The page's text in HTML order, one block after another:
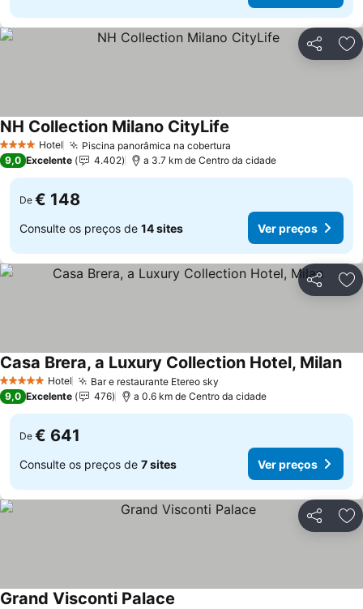
Partilhar
4 EstrelasHotel Piscina panorâmica na cobertura
NH Collection Milano CityLife
9,0 Excelente 4.402 a 3.7 km de Centro da cidade
De € 148
Consulte os preços de 14 sites Ver preços
Partilhar
5 Estrelas Hotel Bar e restaurante Etereo sky
Casa Brera, a Luxury Collection Hotel, Milan
9,0 Excelente 476 a 0.6 km de Centro da cidade
De € 641
Consulte os preços de 7 sites Ver preços
Partilhar
Grand Visconti Palace